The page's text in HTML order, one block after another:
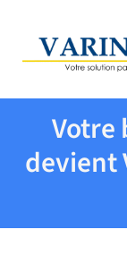
Aller à la
Aller au
Tous les
Drapeaux et
Votre
devient